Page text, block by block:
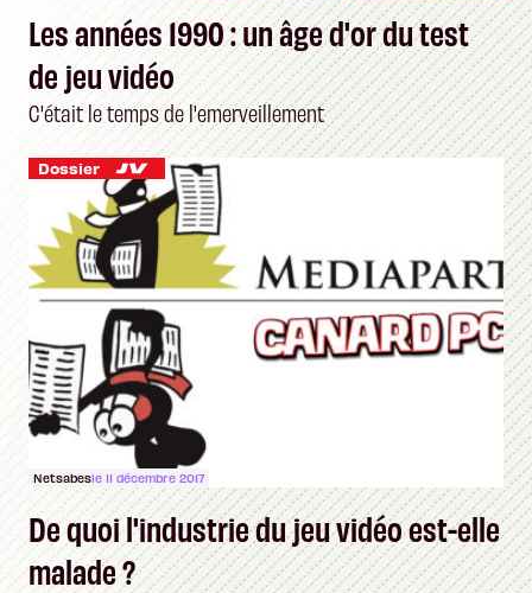
Les années 1990 : un âge d'or du test
de jeu vidéo
C'était le temps de l'emerveillement
Dossier
Netsabesle 11 décembre 2017
De quoi l'industrie du jeu vidéo est-elle
malade ?